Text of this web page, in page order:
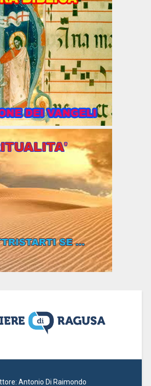
Antonio Di Raimondo